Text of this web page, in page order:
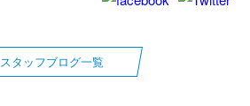
スタッフブログ一覧